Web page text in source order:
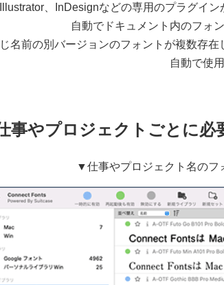
Illustrator、InDesignなどの専用のプラグイ
自動でドキュメント内のフォ
名前の別バージョンのフォントが複数存
自動で使
事やプロジェクトごとに必
▼仕事やプロジェクト名のフ